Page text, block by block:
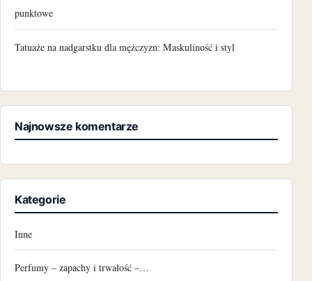
punktowe
Tatuaże na nadgarstku dla mężczyzn: Maskuliność i styl
Najnowsze komentarze
Kategorie
Inne
Perfumy – zapachy i trwałość –…